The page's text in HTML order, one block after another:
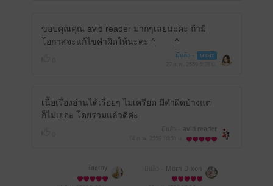
ขอบคุณคุณ avid reader มากๆเลยนะคะ ถ้ามี
โอกาสจะแก้ไขคำผิดให้นะคะ ^____^
มีแล้ว - ษาค่ะ
เนื้อเรื่องอ่านได้เรื่อยๆ ไม่เครียด มีคำผิดบ้างแต่
ก็ไม่เยอะ โดยรวมแล้วดีค่ะ
avid reader
Taamy Morn Dixon